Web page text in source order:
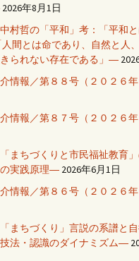
2026年8月1日
村哲の「平和」考：「平和
間とは命であり、自然と人
られない存在である」―
情報／第８８号（２０２６年
情報／第８７号（２０２６年
まちづくりと市民福祉教育
実践原理― 2026年6月1日
情報／第８６号（２０２６年
まちづくり」言説の系譜と
法・認識のダイナミズム―